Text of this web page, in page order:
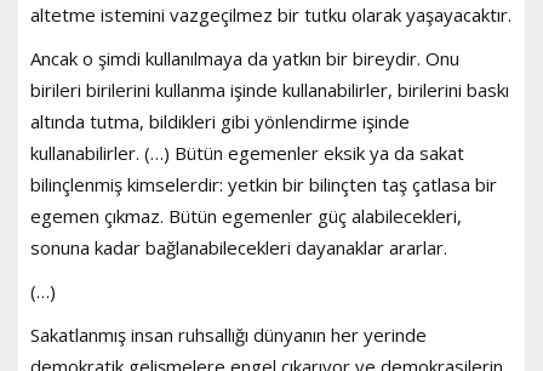
altetme istemini vazgeçilmez bir tutku olarak yaşayacaktır.
Ancak o şimdi kullanılmaya da yatkın bir bireydir. Onu
birileri birilerini kullanma işinde kullanabilirler, birilerini baskı
altında tutma, bildikleri gibi yönlendirme işinde
kullanabilirler. (…) Bütün egemenler eksik ya da sakat
bilinçlenmiş kimselerdir: yetkin bir bilinçten taş çatlasa bir
egemen çıkmaz. Bütün egemenler güç alabilecekleri,
sonuna kadar bağlanabilecekleri dayanaklar ararlar.
(…)
Sakatlanmış insan ruhsallığı dünyanın her yerinde
demokratik gelişmelere engel çıkarıyor ve demokrasilerin